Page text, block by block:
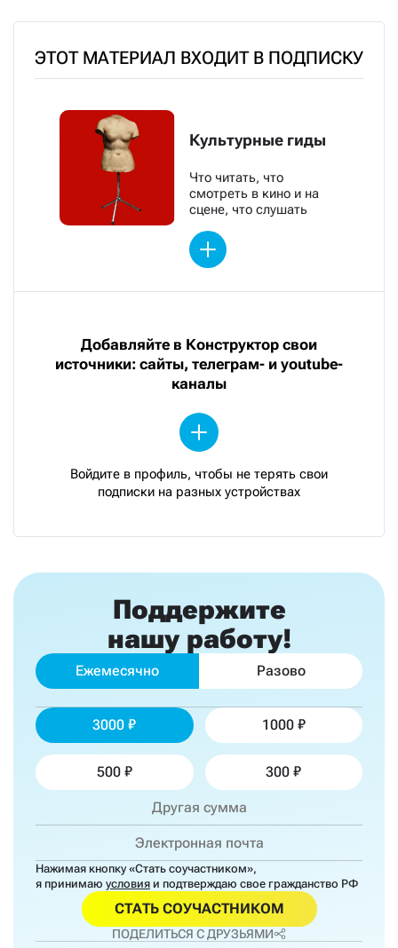
ЭТОТ МАТЕРИАЛ ВХОДИТ В ПОДПИСКУ
Культурные гиды
Что читать, что
смотреть в кино и на
сцене, что слушать
Добавляйте в Конструктор свои
источники: сайты, телеграм- и youtube-
каналы
Войдите в профиль, чтобы не терять свои
подписки на разных устройствах
Поддержите
нашу работу!
Ежемесячно Разово
3000 1000
500 300
Нажимая кнопку «Стать соучастником»,
я принимаю условия и подтверждаю свое гражданство РФ
СТАТЬ СОУЧАСТНИКОМ
ПОДЕЛИТЬСЯ С ДРУЗЬЯМИ